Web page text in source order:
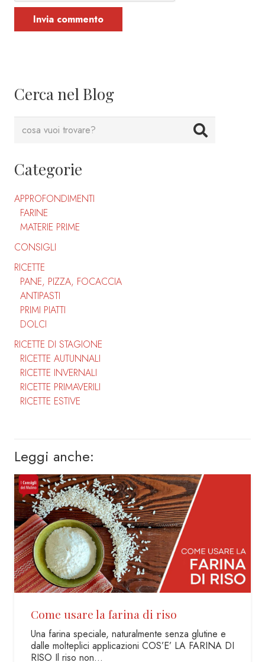
Cerca nel Blog
Categorie
APPROFONDIMENTI
FARINE
MATERIE PRIME
CONSIGLI
RICETTE
PANE, PIZZA, FOCACCIA
ANTIPASTI
PRIMI PIATTI
DOLCI
RICETTE DI STAGIONE
RICETTE AUTUNNALI
RICETTE INVERNALI
RICETTE PRIMAVERILI
RICETTE ESTIVE
Invia commento
Leggi anche:
Dosi e utilizzi del malto d’orzo
COS’E’ IL MALTO E COME SI OTTIENE? E’ un
prodotto ottenuto dalla germinazione dell’orzo.
Infatti, sebbene quello di…